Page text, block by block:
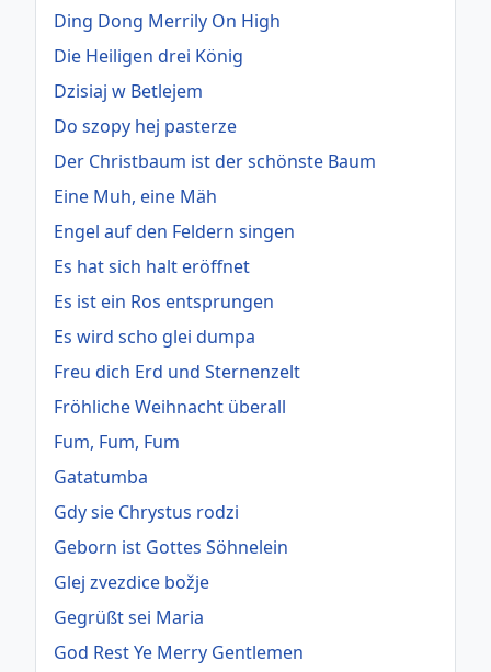
Ding Dong Merrily On High
Die Heiligen drei König
Dzisiaj w Betlejem
Do szopy hej pasterze
Der Christbaum ist der schönste Baum
Eine Muh, eine Mäh
Engel auf den Feldern singen
Es hat sich halt eröffnet
Es ist ein Ros entsprungen
Es wird scho glei dumpa
Freu dich Erd und Sternenzelt
Fröhliche Weihnacht überall
Fum, Fum, Fum
Gatatumba
Gdy sie Chrystus rodzi
Geborn ist Gottes Söhnelein
Glej zvezdice božje
Gegrüßt sei Maria
God Rest Ye Merry Gentlemen